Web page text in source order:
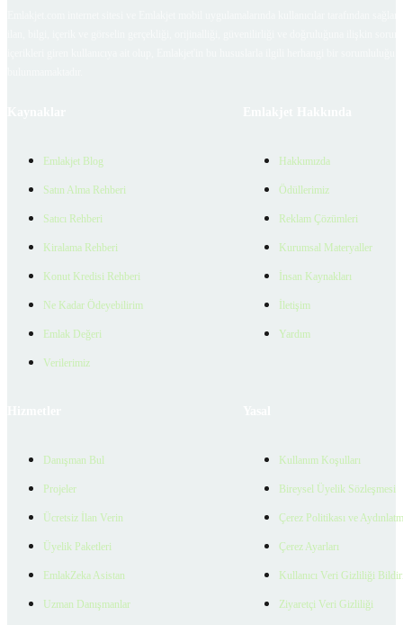
Emlakjet Blog
Satın Alma Rehberi
Satıcı Rehberi
Kiralama Rehberi
Konut Kredisi Rehberi
Ne Kadar Ödeyebilirim
Emlak Değeri
Verilerimiz
Hakkımızda
Ödüllerimiz
Reklam Çözümleri
Kurumsal Materyaller
İnsan Kaynakları
İletişim
Yardım
Danışman Bul
Projeler
Ücretsiz İlan Verin
Üyelik Paketleri
EmlakZeka Asistan
Uzman Danışmanlar
Kullanım Koşulları
Bireysel Üyelik Sözleşmesi
Çerez Politikası ve
Çerez Ayarları
Kullanıcı Veri Gizliliği
Ziyaretçi Veri Gizliliği